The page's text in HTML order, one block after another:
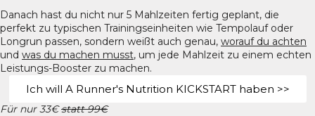
Danach hast du nicht nur 5 Mahlzeiten fertig geplant, die
perfekt zu typischen Trainingseinheiten wie Tempolauf oder
Longrun passen, sondern weißt auch genau, worauf du achten
und was du machen musst, um jede Mahlzeit zu einem echten
Leistungs-Booster zu machen.
Ich will A Runner's Nutrition KICKSTART haben >>
Für nur 33€ statt 99€